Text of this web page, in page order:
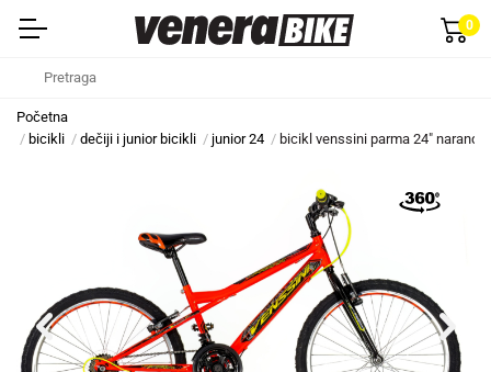
0
Početna
bicikli
dečiji i junior bicikli junior 24 bicikl venssini parma 24"